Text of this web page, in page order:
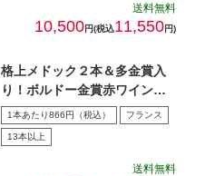
送料無料
10,500円(税込11,550円)
格上メドック２本＆多金賞入
り！ボルドー金賞赤ワイン１
５本セット 第28弾
1本あたり866円（税込） フランス
13本以上
送料無料